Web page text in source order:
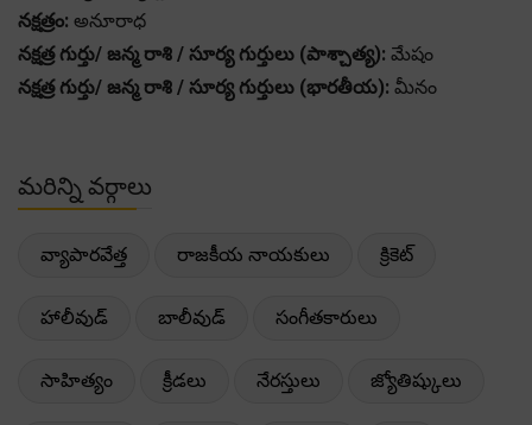
నక్షత్రం: అనూరాధ
నక్షత్ర గుర్తు/ జన్మ రాశి / సూర్య గుర్తులు (పాశ్చాత్య): మేషం
నక్షత్ర గుర్తు/ జన్మ రాశి / సూర్య గుర్తులు (భారతీయ): మీనం
మరిన్ని వర్గాలు
వ్యాపారవేత్త రాజకీయ నాయకులు క్రికెట్
హాలీవుడ్ బాలీవుడ్ సంగీతకారులు
సాహిత్యం క్రీడలు నేరస్తులు జ్యోతిష్కులు